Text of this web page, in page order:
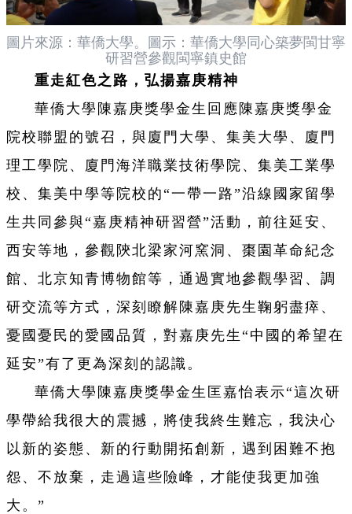
圖片來源：華僑大學。圖示：華僑大學同心築夢閩甘寧
研習營參觀閩寧鎮史館
重走紅色之路，弘揚嘉庚精神
華僑大學陳嘉庚獎學金生回應陳嘉庚獎學金
院校聯盟的號召，與廈門大學、集美大學、廈門
理工學院、廈門海洋職業技術學院、集美工業學
校、集美中學等院校的“一帶一路”沿線國家留學
生共同參與“嘉庚精神研習營”活動，前往延安、
西安等地，參觀陝北梁家河窯洞、棗園革命紀念
館、北京知青博物館等，通過實地參觀學習、調
研交流等方式，深刻瞭解陳嘉庚先生鞠躬盡瘁、
憂國憂民的愛國品質，對嘉庚先生“中國的希望在
延安”有了更為深刻的認識。
華僑大學陳嘉庚獎學金生匡嘉怡表示“這次研
學帶給我很大的震撼，將使我終生難忘，我決心
以新的姿態、新的行動開拓創新，遇到困難不抱
怨、不放棄，走過這些險峰，才能使我更加強
大。”